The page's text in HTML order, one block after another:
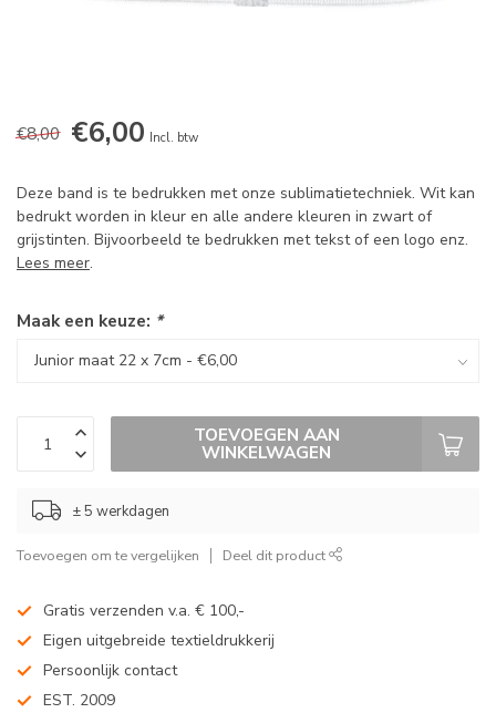
€8,00 €6,00 Incl. btw
Deze band is te bedrukken met onze sublimatietechniek. Wit kan
bedrukt worden in kleur en alle andere kleuren in zwart of
grijstinten. Bijvoorbeeld te bedrukken met tekst of een logo enz.
Lees meer.
Maak een keuze: *
TOEVOEGEN AAN
WINKELWAGEN
± 5 werkdagen
Toevoegen om te vergelijken Deel dit product
Gratis verzenden v.a. € 100,-
Eigen uitgebreide textieldrukkerij
Persoonlijk contact
EST. 2009